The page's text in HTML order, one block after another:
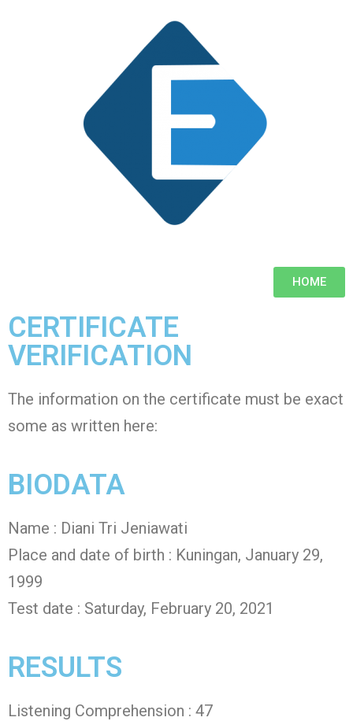
HOME
CERTIFICATE
VERIFICATION
The information on the certificate must be exact
some as written here:
BIODATA
Name : Diani Tri Jeniawati
Place and date of birth : Kuningan, January 29,
1999
Test date : Saturday, February 20, 2021
RESULTS
Listening Comprehension : 47